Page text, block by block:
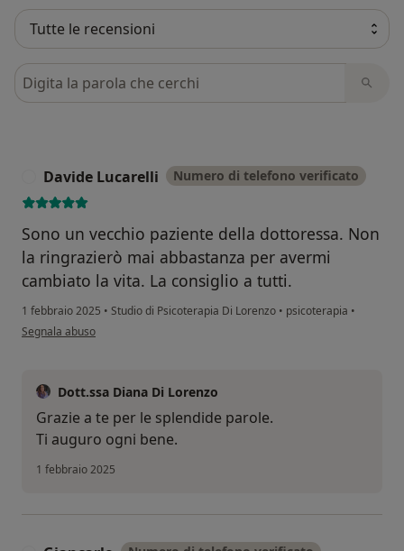
Cerca nelle recensioni
Davide Lucarelli Numero di telefono verificato
Sono un vecchio paziente della dottoressa. Non
la ringrazierò mai abbastanza per avermi
cambiato la vita. La consiglio a tutti.
1 febbraio 2025 • Studio di Psicoterapia Di Lorenzo • psicoterapia •
secondo l'opinione dell'utente Davide Lucarelli
Segnala abuso
Dott.ssa Diana Di Lorenzo
Grazie a te per le splendide parole.
Ti auguro ogni bene.
1 febbraio 2025